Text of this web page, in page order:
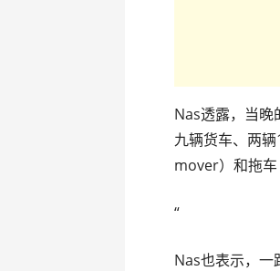
Nas透露，当晚
九辆货车、两
mover）和拖车
“
Nas也表示，一